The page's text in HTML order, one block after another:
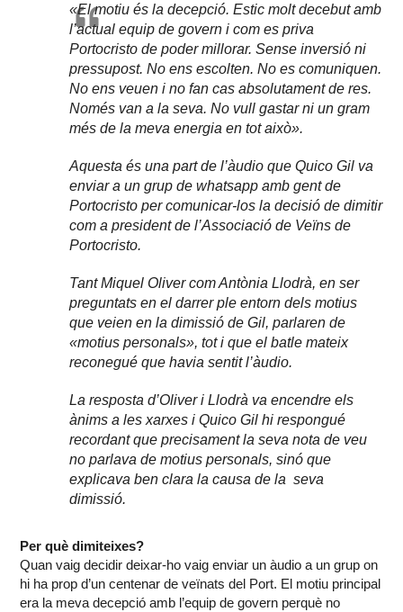
«El motiu és la decepció. Estic molt decebut amb
l’actual equip de govern i com es priva
Portocristo de poder millorar. Sense inversió ni
pressupost. No ens escolten. No es comuniquen.
No ens veuen i no fan cas absolutament de res.
Només van a la seva. No vull gastar ni un gram
més de la meva energia en tot això».
Aquesta és una part de l’àudio que Quico Gil va
enviar a un grup de whatsapp amb gent de
Portocristo per comunicar-los la decisió de dimitir
com a president de l’Associació de Veïns de
Portocristo.
Tant Miquel Oliver com Antònia Llodrà, en ser
preguntats en el darrer ple entorn dels motius
que veien en la dimissió de Gil, parlaren de
«motius personals», tot i que el batle mateix
reconegué que havia sentit l’àudio.
La resposta d’Oliver i Llodrà va encendre els
ànims a les xarxes i Quico Gil hi respongué
recordant que precisament la seva nota de veu
no parlava de motius personals, sinó que
explicava ben clara la causa de la seva
dimissió.
Per què dimiteixes?
Quan vaig decidir deixar-ho vaig enviar un àudio a un grup on
hi ha prop d’un centenar de veïnats del Port. El motiu principal
era la meva decepció amb l’equip de govern perquè no